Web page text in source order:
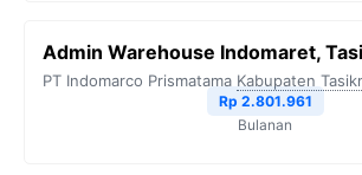
Admin Warehouse Indomaret,
PT Indomarco Prismatama Kabupaten
Rp 2.801.961
Bulanan